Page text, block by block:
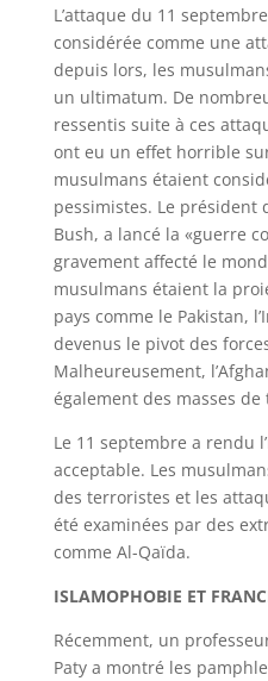
L’attaque du 11
considérée comme une
depuis lors, les
un ultimatum. De
ressentis suite à ces
ont eu un effet horrible
musulmans étaient
pessimistes. Le président
Bush, a lancé la «guerre
gravement affecté le
musulmans étaient la
pays comme le Pakistan,
devenus le pivot des
Malheureusement,
également des masses
Le 11 septembre a rendu
acceptable. Les
des terroristes et les
été examinées par des
comme Al-Qaïda.
ISLAMOPHOBIE ET
Récemment, un
Paty a montré les